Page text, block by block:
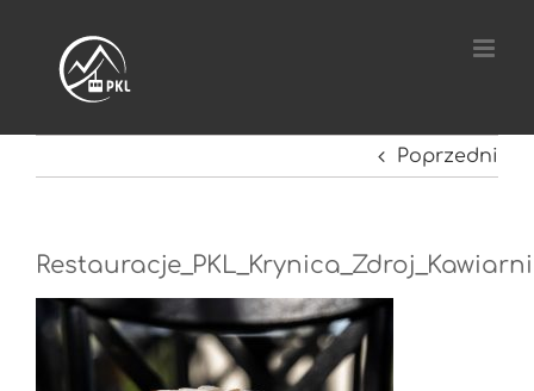
zawartości
Poprzedni